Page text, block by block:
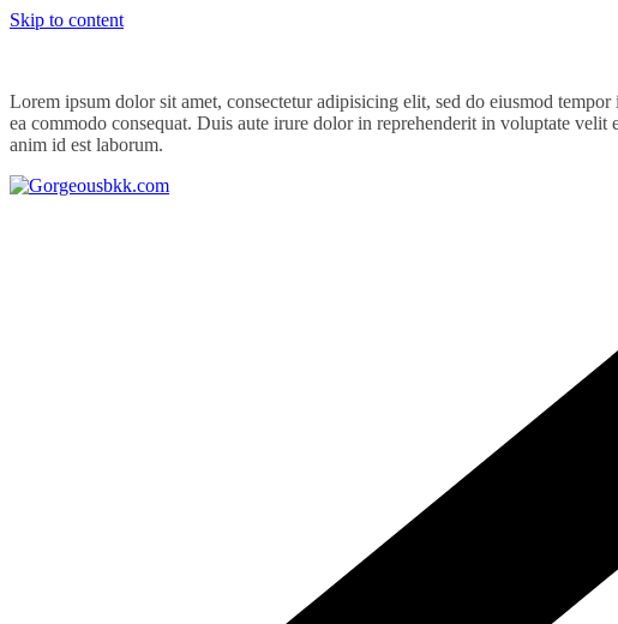
Skip to content
Lorem ipsum dolor sit amet, consectetur adipisicing elit, sed do eiusmod
ea commodo consequat. Duis aute irure dolor in reprehenderit in voluptate
anim id est laborum.